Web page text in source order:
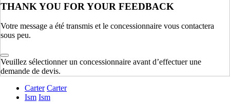
THANK YOU FOR YOUR FEEDBACK
Votre message a été transmis et le concessionnaire vous contactera
sous peu.
Veuillez sélectionner un concessionnaire avant d’effectuer une
demande de devis.
Equipment De Plantation Et Ensemencement Equipment De
Matériel D'application
Moteur
Carter Carter
Ism Ism